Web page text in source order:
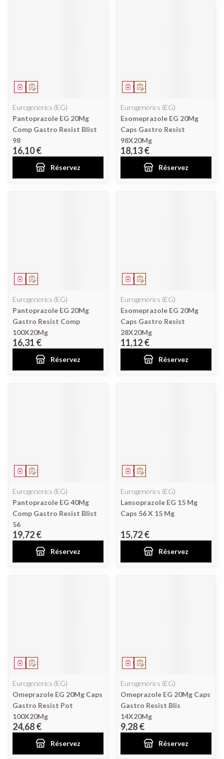
Sur prescription
Médicament
Eurogenerics (EG)
Pantoprazole EG 20Mg
Comp Gastro Resist Blist
98
16,10 €
Réservez
Sur prescription
Médicament
Eurogenerics (EG)
Esomeprazole EG 20Mg
Caps Gastro Resist
98X20Mg
18,13 €
Réservez
Sur prescription
Médicament
Eurogenerics (EG)
Pantoprazole EG 20Mg
Gastro Resist Comp
100X20Mg
16,31 €
Réservez
Sur prescription
Médicament
Eurogenerics (EG)
Esomeprazole EG 20Mg
Caps Gastro Resist
28X20Mg
11,12 €
Réservez
Sur prescription
Médicament
Eurogenerics (EG)
Pantoprazole EG 40Mg
Comp Gastro Resist Blist
56
19,72 €
Réservez
Sur prescription
Médicament
Eurogenerics (EG)
Lansoprazole EG 15 Mg
Caps 56 X 15 Mg
15,72 €
Réservez
Sur prescription
Médicament
Eurogenerics (EG)
Omeprazole EG 20Mg Caps
Gastro Resist Pot
100X20Mg
24,68 €
Réservez
Sur prescription
Médicament
Eurogenerics (EG)
Omeprazole EG 20Mg Caps
Gastro Resist Blis
14X20Mg
9,28 €
Réservez